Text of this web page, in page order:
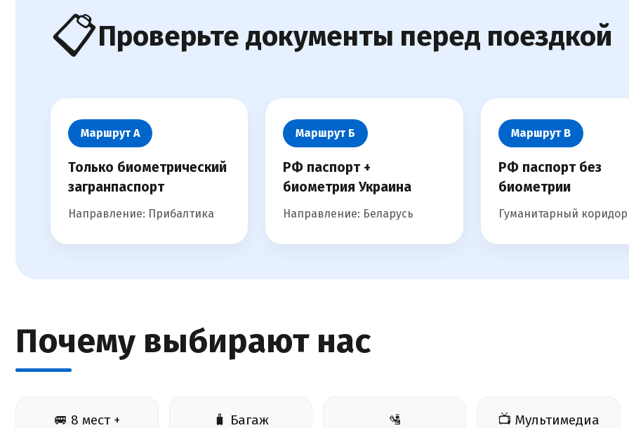
📋Проверьте документы перед поездкой
Маршрут А
Только биометрический
загранпаспорт
Направление: Прибалтика
Маршрут Б
РФ паспорт +
биометрия Украина
Направление: Беларусь
Маршрут В
РФ паспорт без
биометрии
Гуманитарный коридор
Почему выбирают нас
🚐 8 мест +
🧳 Багаж
🛂
📺 Мультимедиа